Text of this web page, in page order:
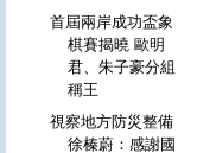
首屆兩岸成功盃象
棋賽揭曉 歐明
君、朱子豪分組
稱王
視察地方防災整備
徐榛蔚：感謝國